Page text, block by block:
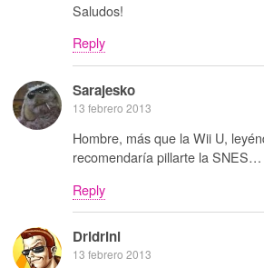
Saludos!
Reply
Sarajesko
13 febrero 2013
Hombre, más que la Wii U,
recomendaría pillarte la SNES…
Reply
Dridrini
13 febrero 2013